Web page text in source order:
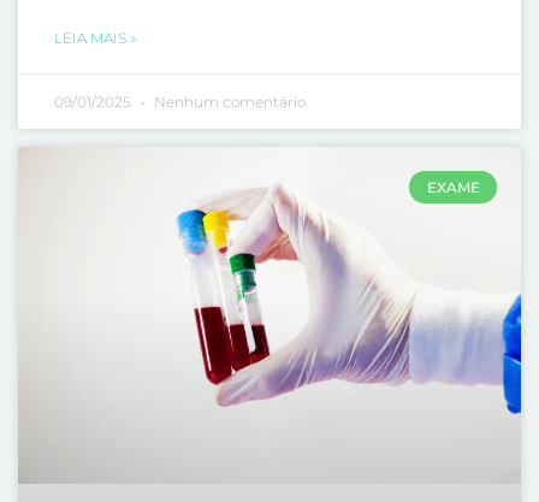
LEIA MAIS »
09/01/2025 Nenhum comentário
EXAME